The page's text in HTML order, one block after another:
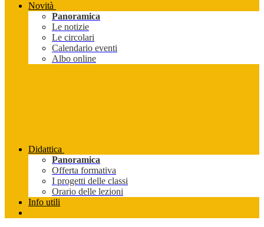
Novità
Panoramica
Le notizie
Le circolari
Calendario eventi
Albo online
Didattica
Panoramica
Offerta formativa
I progetti delle classi
Orario delle lezioni
Info utili